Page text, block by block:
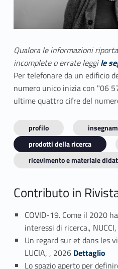
Qualora le informazioni
incomplete o errate leggile
Per telefonare da un edificio
numero unico inizia con "06
ultime quattro cifre del
profilo
prodotti della ricerca
ricevimento e materiale
Contributo in
COVID-19. Come il 2020
interessi di ricerca.,
Un regard sur et dans les
LUCIA, , 2026 Link identifier #identifier_person_181235-2Dettaglio
Lo spazio aperto per